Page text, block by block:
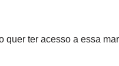
quer ter acesso a essa